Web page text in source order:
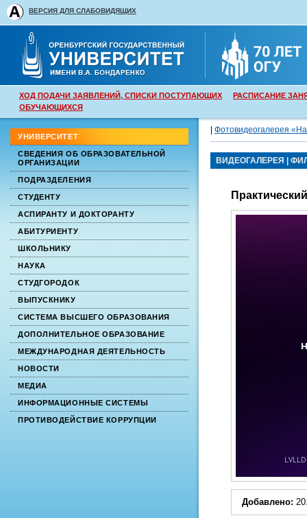
ВЕРСИЯ ДЛЯ СЛАБОВИДЯЩИХ
ХОД ПОДАЧИ ЗАЯВЛЕНИЙ, СПИСКИ ПОСТУПАЮЩИХ
РАСПИСАНИЕ
ОБУЧАЮЩИХСЯ
УНИВЕРСИТЕТ
СВЕДЕНИЯ ОБ ОБРАЗОВАТЕЛЬНОЙ
ОРГАНИЗАЦИИ
ПОДРАЗДЕЛЕНИЯ
СТУДЕНТУ
АСПИРАНТУ И ДОКТОРАНТУ
АБИТУРИЕНТУ
ШКОЛЬНИКУ
НАУКА
СТУДГОРОДОК
ВЫПУСКНИКУ
СИСТЕМА ВЫСШЕГО ОБРАЗОВАНИЯ
ДОПОЛНИТЕЛЬНОЕ ОБРАЗОВАНИЕ
МЕЖДУНАРОДНАЯ ДЕЯТЕЛЬНОСТЬ
НОВОСТИ
МЕДИА
ИНФОРМАЦИОННЫЕ СИСТЕМЫ
ПРОТИВОДЕЙСТВИЕ КОРРУПЦИИ
Фотовидеогалерея
ВИДЕОГАЛЕРЕЯ
Добавлено: